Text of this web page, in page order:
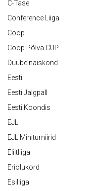
C-Tase
Conference Liiga
Coop
Coop Põlva CUP
Duubelnaiskond
Eesti
Eesti Jalgpall
Eesti Koondis
EJL
EJL Miniturniirid
Eliitliiga
Eriolukord
Esiliiga